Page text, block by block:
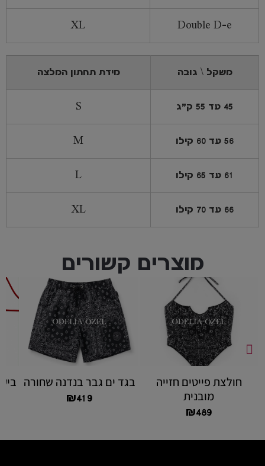
Double D-e
XL
משקל \ גובה מידת תחתון המלצה
45 עד 55 ק"ג S
56 עד 60 קילו M
61 עד 65 קילו L
66 עד 70 קילו XL
מוצרים קשורים
חולצת פייטים חזייה
מובנית
₪489
בגד ים גבר בנדנה שחורה
₪419